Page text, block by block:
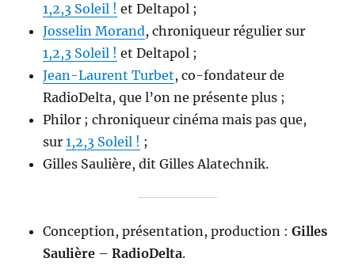
1,2,3 Soleil ! et Deltapol ;
Josselin Morand, chroniqueur régulier sur
1,2,3 Soleil ! et Deltapol ;
Jean-Laurent Turbet, co-fondateur de
RadioDelta, que l’on ne présente plus ;
Philor ; chroniqueur cinéma mais pas que,
sur1,2,3 Soleil ! ;
Gilles Saulière, dit Gilles Alatechnik.
Conception, présentation, production :Gilles
Saulière –RadioDelta.